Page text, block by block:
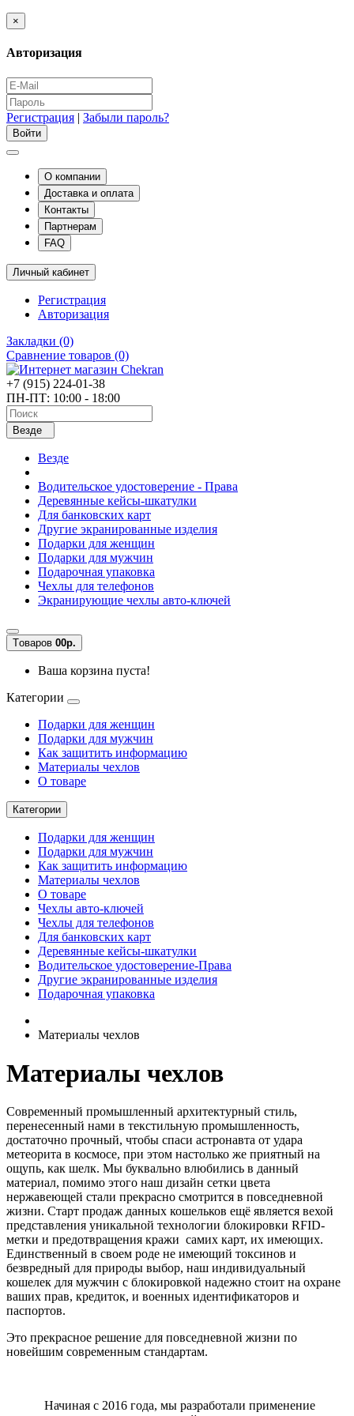
×
Авторизация
Регистрация | Забыли пароль?
О компании
Доставка и оплата
Контакты
Партнерам
FAQ
Личный кабинет
Регистрация
Авторизация
Закладки (0)
Сравнение товаров (0)
+7 (915) 224-01-38
ПН-ПТ: 10:00 - 18:00
Везде
Везде
Водительское удостоверение - Права
Деревянные кейсы-шкатулки
Для банковских карт
Другие экранированные изделия
Подарки для женщин
Подарки для мужчин
Подарочная упаковка
Чехлы для телефонов
Экранирующие чехлы авто-ключей
Tоваров 00р.
Ваша корзина пуста!
Категории
Подарки для женщин
Подарки для мужчин
Как защитить информацию
Материалы чехлов
О товаре
Категории
Подарки для женщин
Подарки для мужчин
Как защитить информацию
Материалы чехлов
О товаре
Чехлы авто-ключей
Чехлы для телефонов
Для банковских карт
Деревянные кейсы-шкатулки
Водительское удостоверение-Права
Другие экранированные изделия
Подарочная упаковка
Материалы чехлов
Материалы чехлов
Современный промышленный архитектурный стиль,
перенесенный нами в текстильную промышленность,
достаточно прочный, чтобы спаси астронавта от удара
метеорита в космосе, при этом настолько же приятный на
ощупь, как шелк. Мы буквально влюбились в данный
материал, помимо этого наш дизайн сетки цвета
нержавеющей стали прекрасно смотрится в повседневной
жизни. Старт продаж данных кошельков ещё является вехой
представления уникальной технологии блокировки RFID-
метки и предотвращения кражи самих карт, их имеющих.
Единственный в своем роде не имеющий токсинов и
безвредный для природы выбор, наш индивидуальный
кошелек для мужчин с блокировкой надежно стоит на охране
ваших прав, кредиток, и военных идентификаторов и
паспортов.
Это прекрасное решение для повседневной жизни по
новейшим современным стандартам.
Начиная с 2016 года, мы разработали применение